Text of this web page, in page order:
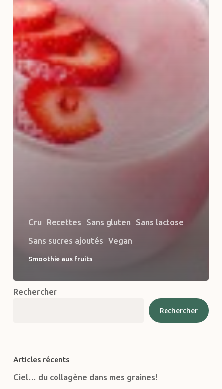
Cru Recettes Sans gluten
Sans lactose
Sans sucres ajoutés Vegan
Smoothie aux fruits
Rechercher
Rechercher
Articles récents
Ciel… du collagène dans mes graines!